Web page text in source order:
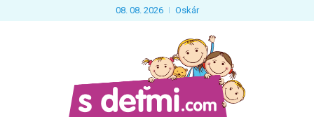
08. 08. 2026 Oskár